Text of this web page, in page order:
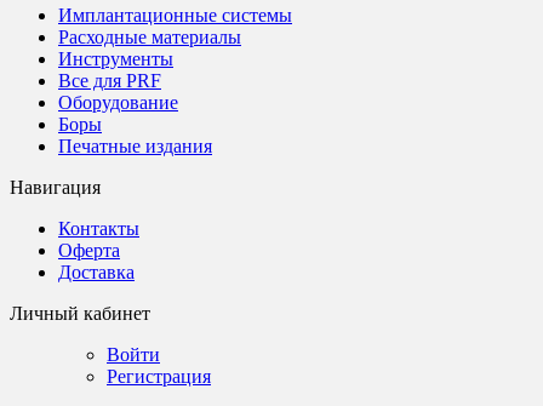
Имплантационные системы
Расходные материалы
Инструменты
Все для PRF
Оборудование
Боры
Печатные издания
Навигация
Контакты
Оферта
Доставка
Личный кабинет
Войти
Регистрация